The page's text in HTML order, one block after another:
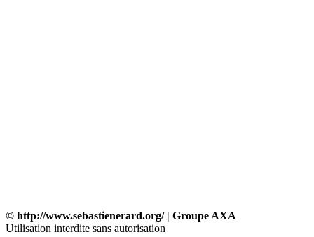
© http://www.sebastienerard.org/ | Groupe AXA
Utilisation interdite sans autorisation